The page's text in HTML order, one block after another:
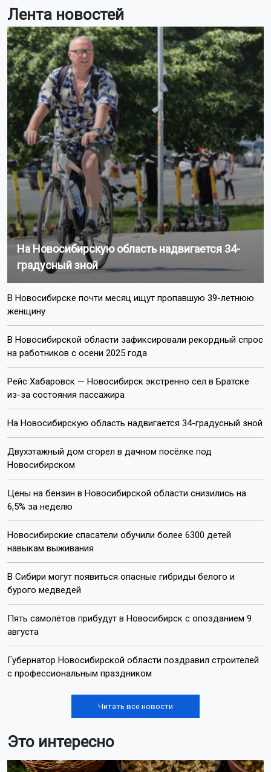
Лента новостей
На Новосибирскую область надвигается 34-
градусный зной
В Новосибирске почти месяц ищут пропавшую 39-летнюю
женщину
В Новосибирской области зафиксировали рекордный спрос
на работников с осени 2025 года
Рейс Хабаровск — Новосибирск экстренно сел в Братске
из-за состояния пассажира
На Новосибирскую область надвигается 34-градусный зной
Двухэтажный дом сгорел в дачном посёлке под
Новосибирском
Цены на бензин в Новосибирской области снизились на
6,5% за неделю
Новосибирские спасатели обучили более 6300 детей
навыкам выживания
В Сибири могут появиться опасные гибриды белого и
бурого медведей
Пять самолётов прибудут в Новосибирск с опозданием 9
августа
Губернатор Новосибирской области поздравил строителей
с профессиональным праздником
Читать все новости
Это интересно